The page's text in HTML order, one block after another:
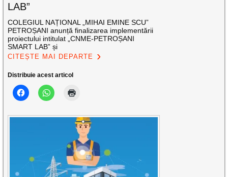
LAB”
COLEGIUL NAȚIONAL „MIHAI EMINE SCU”
PETROȘANI anunță finalizarea implementării
proiectului intitulat „CNME-PETROȘANI
SMART LAB” și
CITEȘTE MAI DEPARTE
Distribuie acest articol